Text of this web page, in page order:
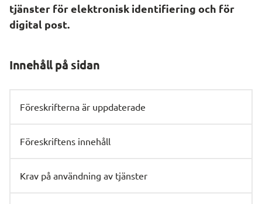
tjänster för elektronisk identifiering och för
digital post.
Innehåll på sidan
Föreskrifterna är uppdaterade
Föreskriftens innehåll
Krav på användning av tjänster